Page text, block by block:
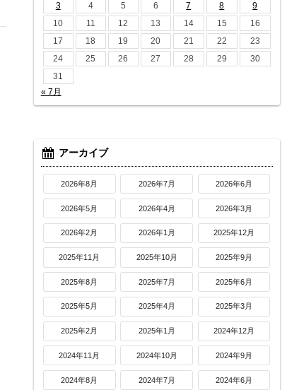
3
4 5 6 7 8
9
10
11 12 13 14 15
16
17
18 19 20 21 22
23
24
25 26 27 28 29
30
31
« 7月
アーカイブ
2026年8月 2026年7月 2026年6月
2026年5月 2026年4月 2026年3月
2026年2月 2026年1月 2025年12月
2025年11月 2025年10月 2025年9月
2025年8月 2025年7月 2025年6月
2025年5月 2025年4月 2025年3月
2025年2月 2025年1月 2024年12月
2024年11月 2024年10月 2024年9月
2024年8月 2024年7月 2024年6月